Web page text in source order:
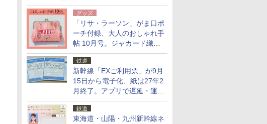
USBケーブルや缶ケースなど
グッズ
「リサ・ラーソン」がま口ポ
ーチ付録、大人のおしゃれ手
帖 10月号。ジャカード織の
北欧猫デザイン
鉄道
新幹線「EXご利用票」が9月
15日から電子化、紙は27年2
月終了。アプリで遅延・運休
も確認可能に
鉄道
東海道・山陽・九州新幹線ネ